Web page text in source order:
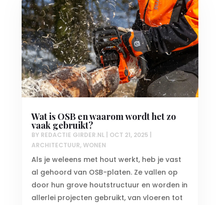
Wat is OSB en waarom wordt het zo
vaak gebruikt?
BY REDACTIE GIRDER.NL| OCT 21, 2025
ARCHITECTUUR,WONEN
Als je weleens met hout werkt, heb je vast
al gehoord van OSB-platen. Ze vallen op
door hun grove houtstructuur en worden in
allerlei projecten gebruikt, van vloeren tot